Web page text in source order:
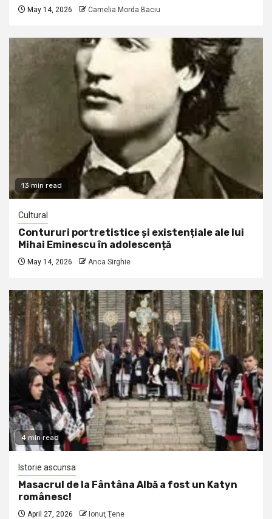
May 14, 2026 Camelia Morda Baciu
13 min read
Cultural
Contururi portretistice și existențiale ale lui
Mihai Eminescu în adolescență
May 14, 2026 Anca Sirghie
4 min read
Istorie ascunsa
Masacrul de la Fântâna Albă a fost un Katyn
românesc!
April 27, 2026 Ionuţ Ţene